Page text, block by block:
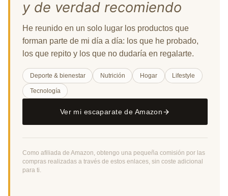
y de verdad recomiendo
He reunido en un solo lugar los productos que
forman parte de mi día a día: los que he probado,
los que repito y los que no dudaría en regalarte.
Deporte & bienestar Nutrición Hogar Lifestyle
Tecnología
Ver mi escaparate de Amazon
Como afiliada de Amazon, obtengo una pequeña comisión por las
compras realizadas a través de estos enlaces, sin coste adicional
para ti.